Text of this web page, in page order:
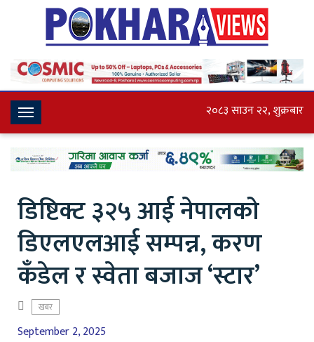
Toggle
Navigation
२०८३ साउन २२, शुक्रबार
डिष्टिक्ट ३२५ आई नेपालको
डिएलएलआई सम्पन्न, करण
कँडेल र स्वेता बजाज ‘स्टार’
खबर
September 2, 2025